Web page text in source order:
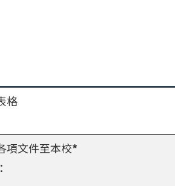
格
項文件至本校*